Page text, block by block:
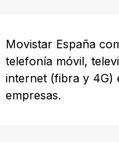
Movistar España
telefonía móvil,
internet (fibra y 4G)
empresas.